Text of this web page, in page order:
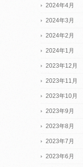
2024年4月
2024年3月
2024年2月
2024年1月
2023年12月
2023年11月
2023年10月
2023年9月
2023年8月
2023年7月
2023年6月